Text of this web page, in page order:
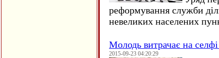
реформування служби
невеликих населених
Молодь витрачає на
2015-09-23 04:20:29